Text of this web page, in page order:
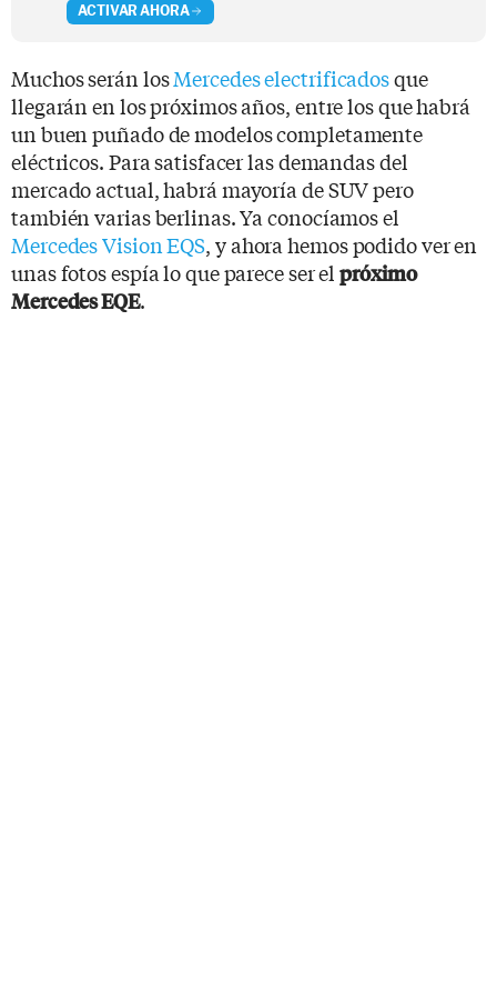
ACTIVAR AHORA
Muchos serán losMercedes electrificadosque
llegarán en los próximos años, entre los que habrá
un buen puñado de modelos completamente
eléctricos. Para satisfacer las demandas del
mercado actual, habrá mayoría de SUV pero
también varias berlinas. Ya conocíamos el
Mercedes Vision EQS, y ahora hemos podido ver en
unas fotos espía lo que parece ser elpróximo
Mercedes EQE.